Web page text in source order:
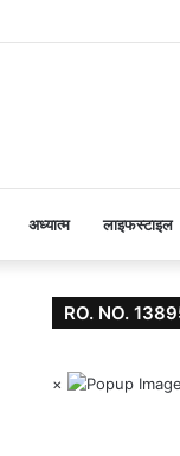
अध्यात्म लाइफस्टाइल
RO. NO.
×